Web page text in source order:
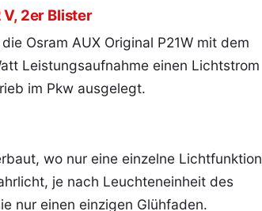
V, 2er Blister
Osram AUX Original P21W mit dem
Leistungsaufnahme einen Lichtstrom
im Pkw ausgelegt.
wo nur eine einzelne Lichtfunktion
je nach Leuchteneinheit des
nur einen einzigen Glühfaden.